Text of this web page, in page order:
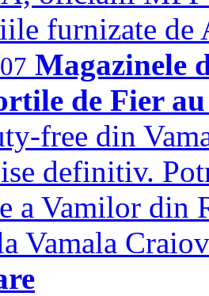
furnizate
Magazinele
de Fier
free din
definitiv.
a Vamilor din
Vamala